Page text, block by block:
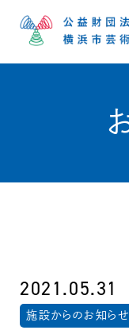
2021.05.31
施設からのお知らせ